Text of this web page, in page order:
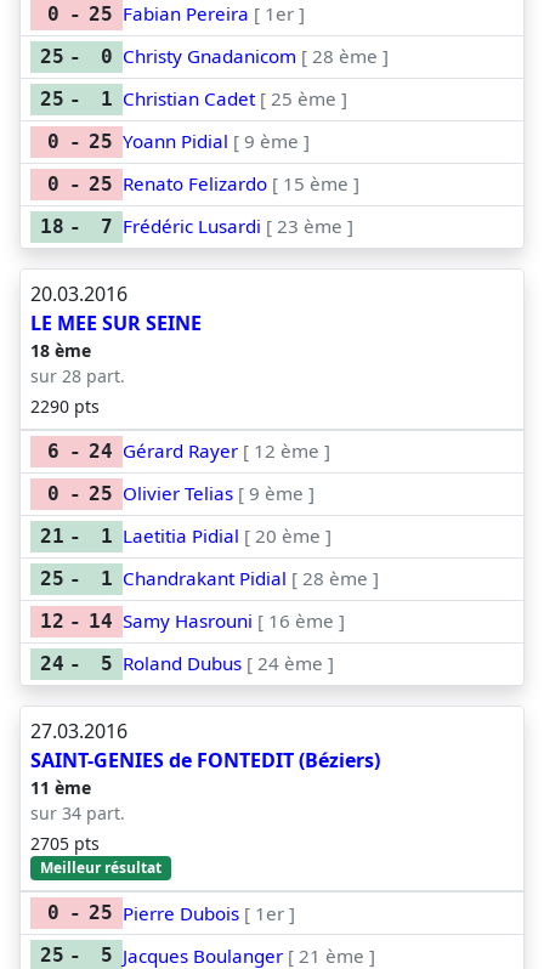
0 - 25 Fabian Pereira [ 1er ]
25 - 0 Christy Gnadanicom [ 28 ème ]
25 - 1 Christian Cadet [ 25 ème ]
0 - 25 Yoann Pidial [ 9 ème ]
0 - 25 Renato Felizardo [ 15 ème ]
18 - 7 Frédéric Lusardi [ 23 ème ]
20.03.2016
LE MEE SUR SEINE
18 ème
sur 28 part.
2290 pts
6 - 24 Gérard Rayer [ 12 ème ]
0 - 25 Olivier Telias [ 9 ème ]
21 - 1 Laetitia Pidial [ 20 ème ]
25 - 1 Chandrakant Pidial [ 28 ème ]
12 - 14 Samy Hasrouni [ 16 ème ]
24 - 5 Roland Dubus [ 24 ème ]
27.03.2016
SAINT-GENIES de FONTEDIT (Béziers)
11 ème
sur 34 part.
2705 pts
Meilleur résultat
0 - 25 Pierre Dubois [ 1er ]
25 - 5 Jacques Boulanger [ 21 ème ]